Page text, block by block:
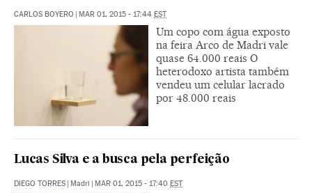
CARLOS BOYERO | MAR 01, 2015 - 17:44 EST
Um copo com água exposto
na feira Arco de Madri vale
quase 64.000 reais O
heterodoxo artista também
vendeu um celular lacrado
por 48.000 reais
Lucas Silva e a busca pela perfeição
DIEGO TORRES | Madri | MAR 01, 2015 - 17:40 EST